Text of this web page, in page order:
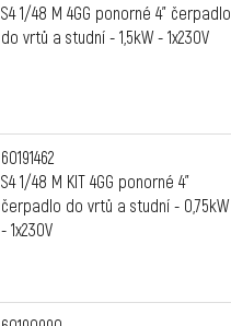
S4 1/48 M 4GG ponorné 4" čerpadlo
do vrtů a studní - 1,5kW - 1x230V
60191462
S4 1/48 M KIT 4GG ponorné 4"
čerpadlo do vrtů a studní - 0,75kW
- 1x230V